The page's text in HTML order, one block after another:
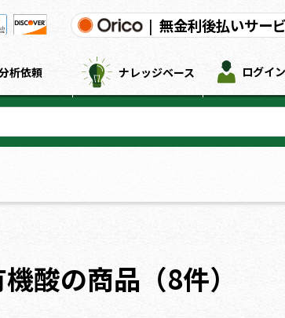
| 無金利後払いサー
析依頼 ナレッジベース ログイ
酸の商品（8件）